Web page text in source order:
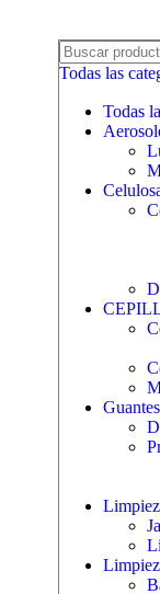
Todas las
Todas
Guantes